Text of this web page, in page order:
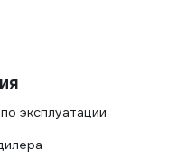
эксплуатации